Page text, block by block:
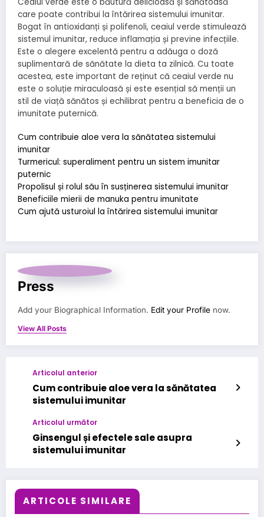
care poate contribui la întărirea sistemului imunitar.
Bogat în antioxidanți și polifenoli, ceaiul verde stimulează
sistemul imunitar, reduce inflamația și previne infecțiile.
Este o alegere excelentă pentru a adăuga o doză
suplimentară de sănătate la dieta ta zilnică. Cu toate
acestea, este important de reținut că ceaiul verde nu
este o soluție miraculoasă și este esențial să menții un
stil de viață sănătos și echilibrat pentru a beneficia de o
imunitate puternică.
Cum contribuie aloe vera la sănătatea sistemului
imunitar
Turmericul: superaliment pentru un sistem imunitar
puternic
Propolisul și rolul său în susținerea sistemului imunitar
Beneficiile mierii de manuka pentru imunitate
Cum ajută usturoiul la întărirea sistemului imunitar
Press
Add your Biographical Information. Edit your Profile now.
View All Posts
Articolul anterior
Cum contribuie aloe vera la sănătatea
sistemului imunitar
Articolul următor
Ginsengul și efectele sale asupra
sistemului imunitar
ARTICOLE SIMILARE